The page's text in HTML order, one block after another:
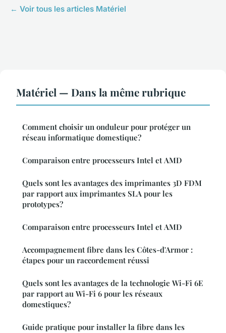
← Voir tous les articles Matériel
Matériel — Dans la même rubrique
Comment choisir un onduleur pour protéger un
réseau informatique domestique?
Comparaison entre processeurs Intel et AMD
Quels sont les avantages des imprimantes 3D FDM
par rapport aux imprimantes SLA pour les
prototypes?
Comparaison entre processeurs Intel et AMD
Accompagnement fibre dans les Côtes-d'Armor :
étapes pour un raccordement réussi
Quels sont les avantages de la technologie Wi-Fi 6E
par rapport au Wi-Fi 6 pour les réseaux
domestiques?
Guide pratique pour installer la fibre dans les